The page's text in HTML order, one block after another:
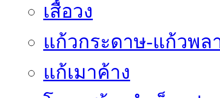
เสื้อวง
แก้วกระดาษ-แก้วพล
แก้เมาค้าง